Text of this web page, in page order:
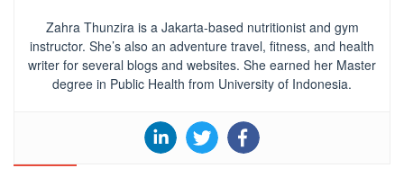
Zahra Thunzira is a Jakarta-based nutritionist and gym
instructor. She’s also an adventure travel, fitness, and health
writer for several blogs and websites. She earned her Master
degree in Public Health from University of Indonesia.